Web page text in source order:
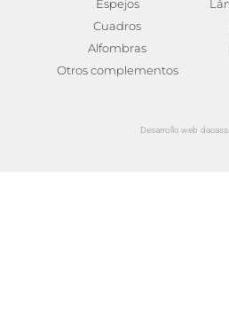
Espejos
Cuadros
Alfombras
Otros complementos
Desarrollo web